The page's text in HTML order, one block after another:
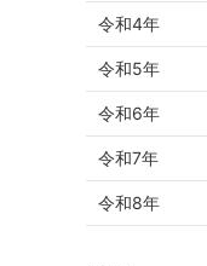
令和4年
令和5年
令和6年
令和7年
令和8年